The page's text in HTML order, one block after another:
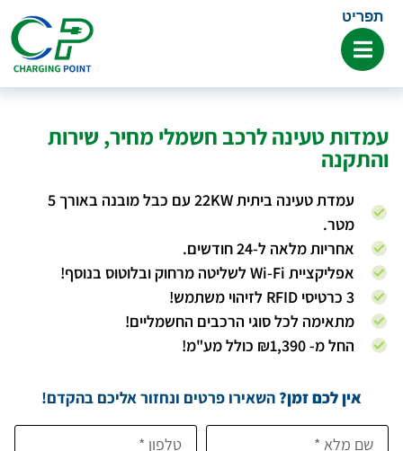
תפריט
עמדות טעינה לרכב חשמלי מחיר, שירות
והתקנה
עמדת טעינה ביתית 22KW עם כבל מובנה באורך 5
מטר.
אחריות מלאה ל-24 חודשים.
אפליקציית Wi-Fi לשליטה מרחוק ובלוטוס בנוסף!
3 כרטיסי RFID לזיהוי משתמש!
מתאימה לכל סוגי הרכבים החשמליים!
החל מ- ₪1,390 כולל מע"מ!
אין לכם זמן? השאירו פרטים ונחזור אליכם בהקדם!